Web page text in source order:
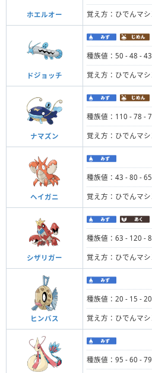
ホエルオー 覚え方：ひでんマシ
ドジョッチ
種族値：50 - 48 -
覚え方：ひでんマシ
ナマズン
種族値：110 - 78 -
覚え方：ひでんマシ
ヘイガニ
種族値：43 - 80 -
覚え方：ひでんマシ
シザリガー
種族値：63 - 120 -
覚え方：ひでんマシ
ヒンバス
種族値：20 - 15 -
覚え方：ひでんマシ
種族値：95 - 60 -